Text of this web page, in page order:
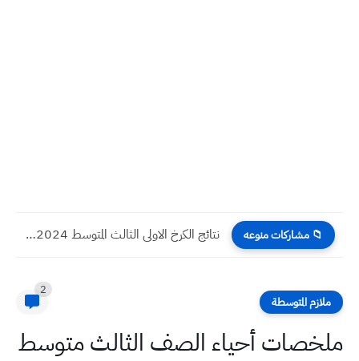
📁 مشاركات منوعه أسئلة الفيزياء الدور الأول 2024 صف السادس العلمي
ملازم المتوسطة
2
ملخصات أحياء الصف الثالث متوسط